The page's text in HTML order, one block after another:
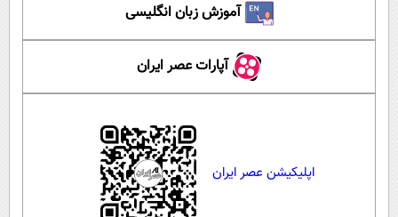
آموزش زبان انگلیسی
آپارات عصر ایران
اپلیکیشن عصر ایران